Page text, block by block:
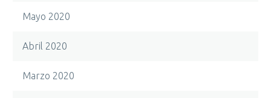
Mayo 2020
Abril 2020
Marzo 2020